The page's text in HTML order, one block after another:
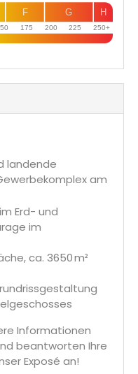
175 200 225 250+
H
G
F
landende
am
Erd- und
im
ca. 3650 m²
Informationen
beantworten Ihre
Exposé an!